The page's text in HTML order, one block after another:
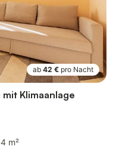
ab 42 € pro Nacht
Klimaanlage
m²